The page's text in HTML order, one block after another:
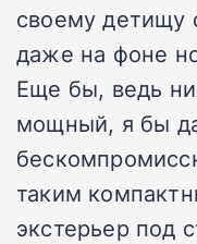
своему детищу
даже на фоне
Еще бы, ведь
мощный, я бы
таким
экстерьер под